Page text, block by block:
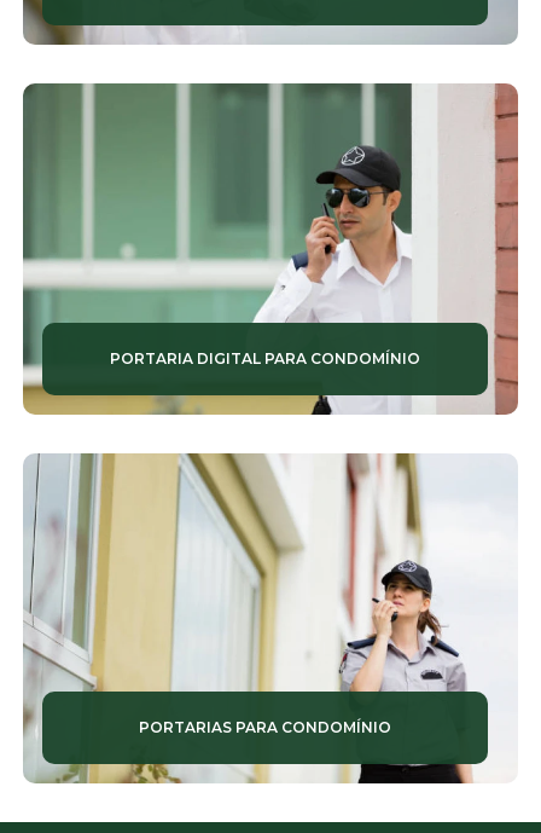
PORTARIA DIGITAL PARA CONDOMÍNIO
PORTARIAS PARA CONDOMÍNIO